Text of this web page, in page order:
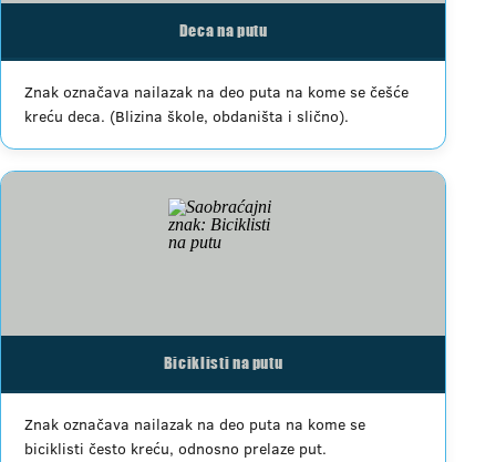
Deca na putu
Znak označava nailazak na deo puta na kome se češće
kreću deca. (Blizina škole, obdaništa i slično).
Biciklisti na putu
Znak označava nailazak na deo puta na kome se
biciklisti često kreću, odnosno prelaze put.